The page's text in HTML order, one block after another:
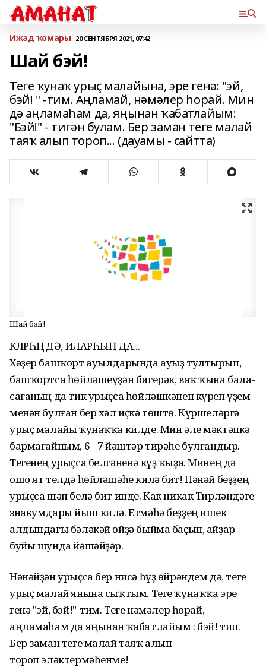
Ижад ҡомары 20 СЕНТЯБРЯ 2021, 07:42
Шай бэй!
Теге ҡунаҡ урыҫ малайына, эре генә: "эй,
бэй! " -тим. Аңламай, нәмәлер һорай. Мин
дә аңламаһам да, яңынан ҡабатлайым:
"Бэй!" - тигән булам. Бер заман теге малай
таяҡ алып тороп... (дауамы - сайтта)
Шай бэй!
КӨЛӨРҺӨҢ ДӘ, ИЛАРҺЫҢ ДА...
Хәҙер башҡорт ауылдарында ауыҙ тултырып,
башҡортса һөйләшеүҙән бигерәк, ваҡ ҡына бала-
сағаның да тик урыҫса һөйләшкәнен күреп үҙем
менән булған бер хәл иҫкә төштө. Күршеләргә
урыҫ малайы ҡунаҡҡа килде. Мин әле мәктәпкә
бармағайным, 6 - 7 йәштәр тирәһе булғандыр.
Тегенең урыҫса белгәненә күҙ ҡыҙа. Минең дә
ошо ят телдә һөйләшәһе килә бит! Нәнәй беҙҙең
урыҫса шәп белә бит инде. Как никак Тирләндәге
знакумдары йыш килә. Етмәһә беҙҙең ишек
алдындағы бәләкәй өйҙә быйма баҫып, айҙар
буйы шунда йәшәйҙәр.
Нәнәйҙән урыҫса бер нисә һүҙ өйрәндем дә, теге
урыҫ малай янына сыҡтым. Теге ҡунаҡҡа эре
генә "эй, бэй!"-тим. Теге нәмәлер һорай,
аңламаһам да яңынан ҡабатлайым : бэй! тип.
Бер заман теге малай таяҡ алып
тороп эләктермәһенме!